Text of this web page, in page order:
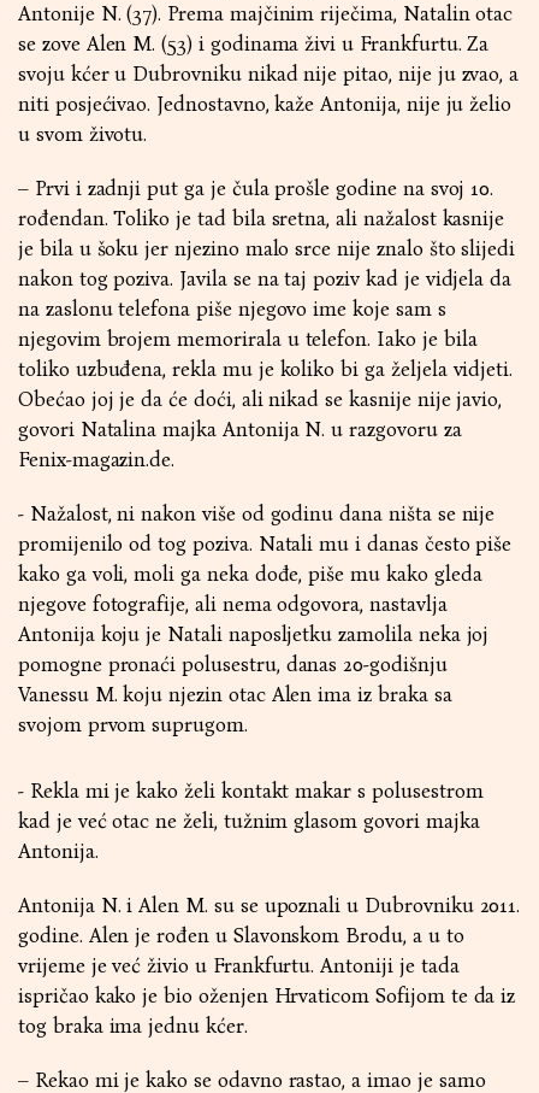
Antonije N. (37). Prema majčinim riječima, Natalin otac
se zove Alen M. (53) i godinama živi u Frankfurtu. Za
svoju kćer u Dubrovniku nikad nije pitao, nije ju zvao, a
niti posjećivao. Jednostavno, kaže Antonija, nije ju želio
u svom životu.
– Prvi i zadnji put ga je čula prošle godine na svoj 10.
rođendan. Toliko je tad bila sretna, ali nažalost kasnije
je bila u šoku jer njezino malo srce nije znalo što slijedi
nakon tog poziva. Javila se na taj poziv kad je vidjela da
na zaslonu telefona piše njegovo ime koje sam s
njegovim brojem memorirala u telefon. Iako je bila
toliko uzbuđena, rekla mu je koliko bi ga željela vidjeti.
Obećao joj je da će doći, ali nikad se kasnije nije javio,
govori Natalina majka Antonija N. u razgovoru za
Fenix-magazin.de.
- Nažalost, ni nakon više od godinu dana ništa se nije
promijenilo od tog poziva. Natali mu i danas često piše
kako ga voli, moli ga neka dođe, piše mu kako gleda
njegove fotografije, ali nema odgovora, nastavlja
Antonija koju je Natali naposljetku zamolila neka joj
pomogne pronaći polusestru, danas 20-godišnju
Vanessu M. koju njezin otac Alen ima iz braka sa
svojom prvom suprugom.
- Rekla mi je kako želi kontakt makar s polusestrom
kad je već otac ne želi, tužnim glasom govori majka
Antonija.
Antonija N. i Alen M. su se upoznali u Dubrovniku 2011.
godine. Alen je rođen u Slavonskom Brodu, a u to
vrijeme je već živio u Frankfurtu. Antoniji je tada
ispričao kako je bio oženjen Hrvaticom Sofijom te da iz
tog braka ima jednu kćer.
– Rekao mi je kako se odavno rastao, a imao je samo